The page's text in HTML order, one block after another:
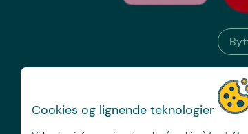
Cookies og lignende teknologier